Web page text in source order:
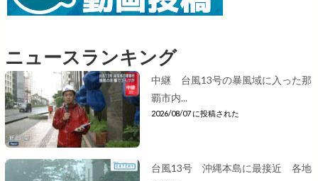
ニュースランキング
中継 台風13号の暴風域に入った那
覇市内...
2026/08/07 に投稿された
台風13号 沖縄本島に最接近 各地